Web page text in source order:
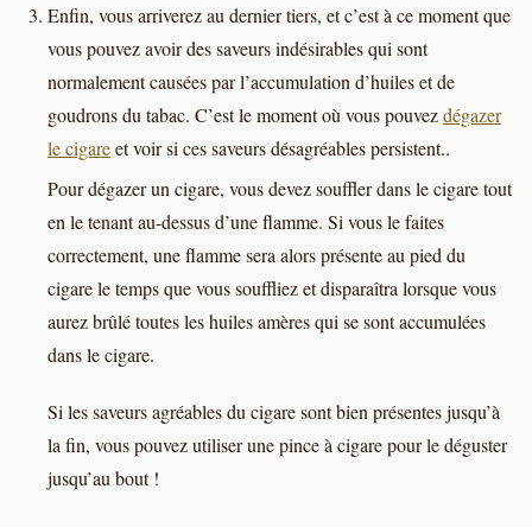
Enfin, vous arriverez au dernier tiers, et c’est à ce moment que
vous pouvez avoir des saveurs indésirables qui sont
normalement causées par l’accumulation d’huiles et de
goudrons du tabac. C’est le moment où vous pouvezdégazer
le cigareet voir si ces saveurs désagréables persistent..
Pour dégazer un cigare, vous devez souffler dans le cigare tout
en le tenant au-dessus d’une flamme. Si vous le faites
correctement, une flamme sera alors présente au pied du
cigare le temps que vous souffliez et disparaîtra lorsque vous
aurez brûlé toutes les huiles amères qui se sont accumulées
dans le cigare.
Si les saveurs agréables du cigare sont bien présentes jusqu’à
la fin, vous pouvez utiliser une pince à cigare pour le déguster
jusqu’au bout !